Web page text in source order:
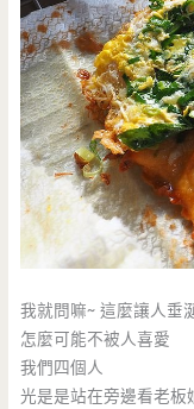
我就問嘛~ 這麼讓人垂
怎麼可能不被人喜愛
我們四個人
光是是站在旁邊看老板